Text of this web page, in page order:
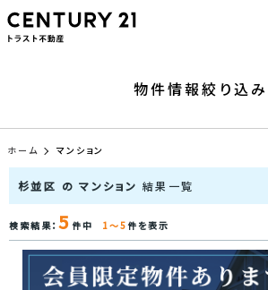
物件情報絞り込み
ホーム マンション
杉並区 の マンション 結果一覧
検索結果： 5 件中 1～5件を表示